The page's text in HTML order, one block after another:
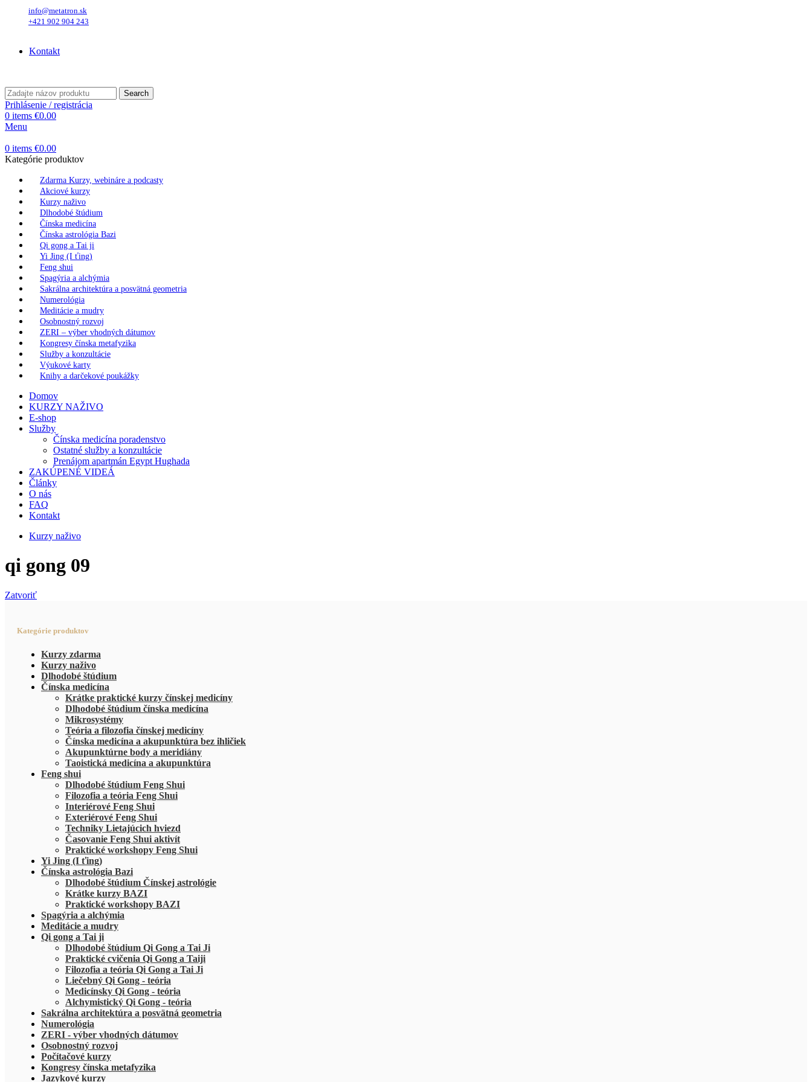
info@metatron.sk
+421 902 904 243
Kontakt
Search
Prihlásenie / registrácia
0 items €0.00
Menu
0 items €0.00
Kategórie produktov
Zdarma Kurzy, webináre a podcasty
Akciové kurzy
Kurzy naživo
Dlhodobé štúdium
Čínska medicína
Čínska astrológia Bazi
Qi gong a Tai ji
Yi Jing (I ťing)
Feng shui
Spagýria a alchýmia
Sakrálna architektúra a posvätná geometria
Numerológia
Meditácie a mudry
Osobnostný rozvoj
ZERI – výber vhodných dátumov
Kongresy čínska metafyzika
Služby a konzultácie
Výukové karty
Knihy a darčekové poukážky
Domov
KURZY NAŽIVO
E-shop
Služby
Čínska medicína poradenstvo
Ostatné služby a konzultácie
Prenájom apartmán Egypt Hughada
ZAKÚPENÉ VIDEÁ
Články
O nás
FAQ
Kontakt
Kurzy naživo
qi gong 09
Zatvoriť
Kategórie produktov
Kurzy zdarma
Kurzy naživo
Dlhodobé štúdium
Čínska medicína
Krátke praktické kurzy čínskej medicíny
Dlhodobé štúdium čínska medicína
Mikrosystémy
Teória a filozofia čínskej medicíny
Čínska medicína a akupunktúra bez ihličiek
Akupunktúrne body a meridiány
Taoistická medicína a akupunktúra
Feng shui
Dlhodobé štúdium Feng Shui
Filozofia a teória Feng Shui
Interiérové Feng Shui
Exteriérové Feng Shui
Techniky Lietajúcich hviezd
Časovanie Feng Shui aktivít
Praktické workshopy Feng Shui
Yi Jing (I ťing)
Čínska astrológia Bazi
Dlhodobé štúdium Čínskej astrológie
Krátke kurzy BAZI
Praktické workshopy BAZI
Spagýria a alchýmia
Meditácie a mudry
Qi gong a Tai ji
Dlhodobé štúdium Qi Gong a Tai Ji
Praktické cvičenia Qi Gong a Taiji
Filozofia a teória Qi Gong a Tai Ji
Liečebný Qi Gong - teória
Medicínsky Qi Gong - teória
Alchymistický Qi Gong - teória
Sakrálna architektúra a posvätná geometria
Numerológia
ZERI - výber vhodných dátumov
Osobnostný rozvoj
Počítačové kurzy
Kongresy čínska metafyzika
Jazykové kurzy